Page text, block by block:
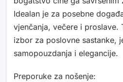
Idealan je za posebne
vjenčanja, večere i proslave.
izbor za poslovne sastanke,
samopouzdanja i elegancije.
Preporuke za nošenje: